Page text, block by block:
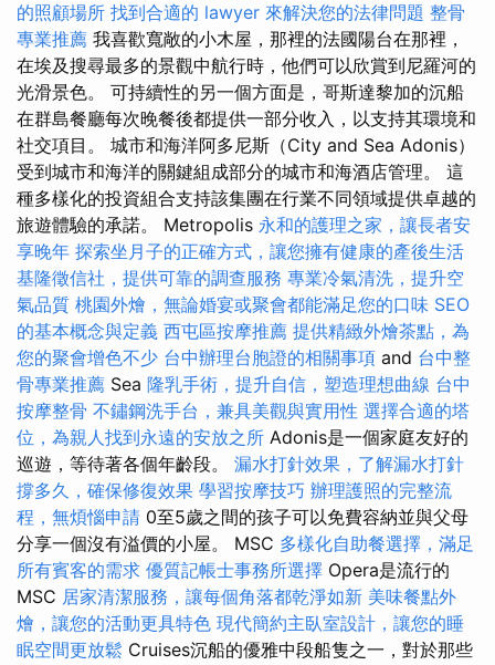
的照顧場所 找到合適的 lawyer 來解決您的法律問題 整骨
專業推薦 我喜歡寬敞的小木屋，那裡的法國陽台在那裡，
在埃及搜尋最多的景觀中航行時，他們可以欣賞到尼羅河的
光滑景色。 可持續性的另一個方面是，哥斯達黎加的沉船
在群島餐廳每次晚餐後都提供一部分收入，以支持其環境和
社交項目。 城市和海洋阿多尼斯（City and Sea Adonis）
受到城市和海洋的關鍵組成部分的城市和海酒店管理。 這
種多樣化的投資組合支持該集團在行業不同領域提供卓越的
旅遊體驗的承諾。 Metropolis 永和的護理之家，讓長者安
享晚年 探索坐月子的正確方式，讓您擁有健康的產後生活
基隆徵信社，提供可靠的調查服務 專業冷氣清洗，提升空
氣品質 桃園外燴，無論婚宴或聚會都能滿足您的口味 SEO
的基本概念與定義 西屯區按摩推薦 提供精緻外燴茶點，為
您的聚會增色不少 台中辦理台胞證的相關事項 and 台中整
骨專業推薦 Sea 隆乳手術，提升自信，塑造理想曲線 台中
按摩整骨 不鏽鋼洗手台，兼具美觀與實用性 選擇合適的塔
位，為親人找到永遠的安放之所 Adonis是一個家庭友好的
巡遊，等待著各個年齡段。 漏水打針效果，了解漏水打針
撐多久，確保修復效果 學習按摩技巧 辦理護照的完整流
程，無煩惱申請 0至5歲之間的孩子可以免費容納並與父母
分享一個沒有溢價的小屋。 MSC 多樣化自助餐選擇，滿足
所有賓客的需求 優質記帳士事務所選擇 Opera是流行的
MSC 居家清潔服務，讓每個角落都乾淨如新 美味餐點外
燴，讓您的活動更具特色 現代簡約主臥室設計，讓您的睡
眠空間更放鬆 Cruises沉船的優雅中段船隻之一，對於那些